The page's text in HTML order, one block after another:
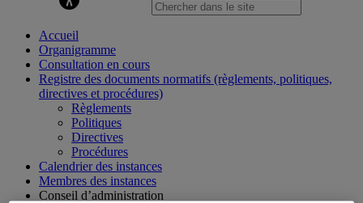
Accueil
Organigramme
Consultation en cours
Registre des documents normatifs (règlements, politiques,
directives et procédures)
Règlements
Politiques
Directives
Procédures
Calendrier des instances
Membres des instances
Conseil d’administration